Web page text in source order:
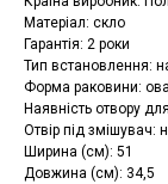
Матеріал: скло
Гарантія: 2 роки
Тип встановлення:
Форма раковини:
Наявність отвору
Отвір під змішувач:
Ширина (см): 51
Довжина (см): 34,5